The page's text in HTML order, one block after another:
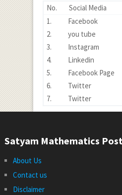
No. Social Media
1.
Facebook
2.
you tube
3.
Instagram
4.
Linkedin
5.
Facebook Page
6.
Twitter
7.
Twitter
Satyam Mathematics
About Us
Contact us
Disclaimer